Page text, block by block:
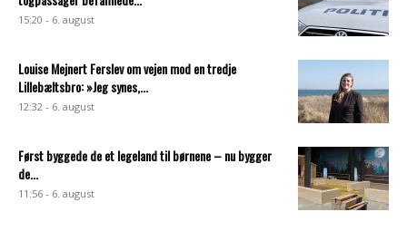
15:20 - 6. august
Louise Mejnert Ferslev om vejen mod en tredje
Lillebæltsbro: »Jeg synes,...
12:32 - 6. august
Først byggede de et legeland til børnene – nu bygger
de...
11:56 - 6. august